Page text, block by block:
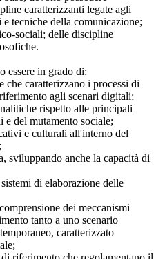
caratterizzanti legate agli
tecniche della comunicazione;
delle discipline
essere in grado di:
che caratterizzano i processi di
agli scenari digitali;
rispetto alle principali
del mutamento sociale;
e culturali all'interno del
sviluppando anche la capacità di
di elaborazione delle
dei meccanismi
tanto a uno scenario
caratterizzato